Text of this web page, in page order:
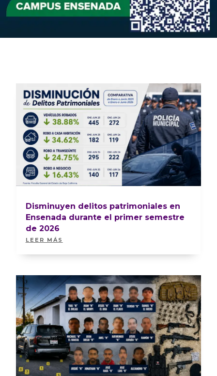
Disminuyen delitos patrimoniales en
Ensenada durante el primer semestre
de 2026
LEER MÁS